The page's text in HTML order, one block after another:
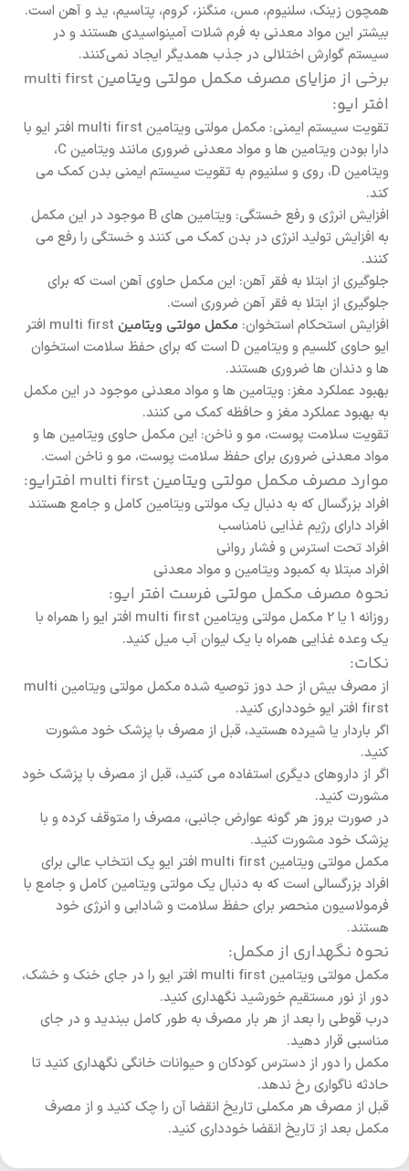
همچون زینک، سلنیوم، مس، منگنز، کروم، پتاسیم، ید و آهن است.
بیشتر این مواد معدنی به فرم شلات آمینواسیدی هستند و در
سیستم گوارش اختلالی در جذب همدیگر ایجاد نمی‌کنند.
برخی از مزایای مصرف مکمل مولتی ویتامین multi first
افتر ایو:
تقویت سیستم ایمنی: مکمل مولتی ویتامین multi first افتر ایو با
دارا بودن ویتامین ها و مواد معدنی ضروری مانند ویتامین C،
ویتامین D، روی و سلنیوم به تقویت سیستم ایمنی بدن کمک می
کند.
افزایش انرژی و رفع خستگی: ویتامین های B موجود در این مکمل
به افزایش تولید انرژی در بدن کمک می کنند و خستگی را رفع می
کنند.
جلوگیری از ابتلا به فقر آهن: این مکمل حاوی آهن است که برای
جلوگیری از ابتلا به فقر آهن ضروری است.
افزایش استحکام استخوان: مکمل مولتی ویتامین
multi first افتر
ایو حاوی کلسیم و ویتامین D است که برای حفظ سلامت استخوان
ها و دندان ها ضروری هستند.
بهبود عملکرد مغز: ویتامین ها و مواد معدنی موجود در این مکمل
به بهبود عملکرد مغز و حافظه کمک می کنند.
تقویت سلامت پوست، مو و ناخن: این مکمل حاوی ویتامین ها و
مواد معدنی ضروری برای حفظ سلامت پوست، مو و ناخن است.
موارد مصرف مکمل مولتی ویتامین multi first افترایو:
افراد بزرگسال که به دنبال یک مولتی ویتامین کامل و جامع هستند
افراد دارای رژیم غذایی نامناسب
افراد تحت استرس و فشار روانی
افراد مبتلا به کمبود ویتامین و مواد معدنی
نحوه مصرف مکمل مولتی فرست افتر ایو:
روزانه 1 یا 2 مکمل مولتی ویتامین multi first افتر ایو را همراه با
یک وعده غذایی همراه با یک لیوان آب میل کنید.
نکات:
از مصرف بیش از حد دوز توصیه شده مکمل مولتی ویتامین multi
first افتر ایو خودداری کنید.
اگر باردار یا شیرده هستید، قبل از مصرف با پزشک خود مشورت
کنید.
اگر از داروهای دیگری استفاده می کنید، قبل از مصرف با پزشک خود
مشورت کنید.
در صورت بروز هر گونه عوارض جانبی، مصرف را متوقف کرده و با
پزشک خود مشورت کنید.
مکمل مولتی ویتامین multi first افتر ایو یک انتخاب عالی برای
افراد بزرگسالی است که به دنبال یک مولتی ویتامین کامل و جامع با
فرمولاسیون منحصر برای حفظ سلامت و شادابی و انرژی خود
هستند.
نحوه نگهداری از مکمل:
مکمل مولتی ویتامین multi first افتر ایو را در جای خنک و خشک،
دور از نور مستقیم خورشید نگهداری کنید.
درب قوطی را بعد از هر بار مصرف به طور کامل ببندید و در جای
مناسبی قرار دهید.
مکمل را دور از دسترس کودکان و حیوانات خانگی نگهداری کنید تا
حادثه ناگواری رخ ندهد.
قبل از مصرف هر مکملی تاریخ انقضا آن را چک کنید و از مصرف
مکمل بعد از تاریخ انقضا خودداری کنید.